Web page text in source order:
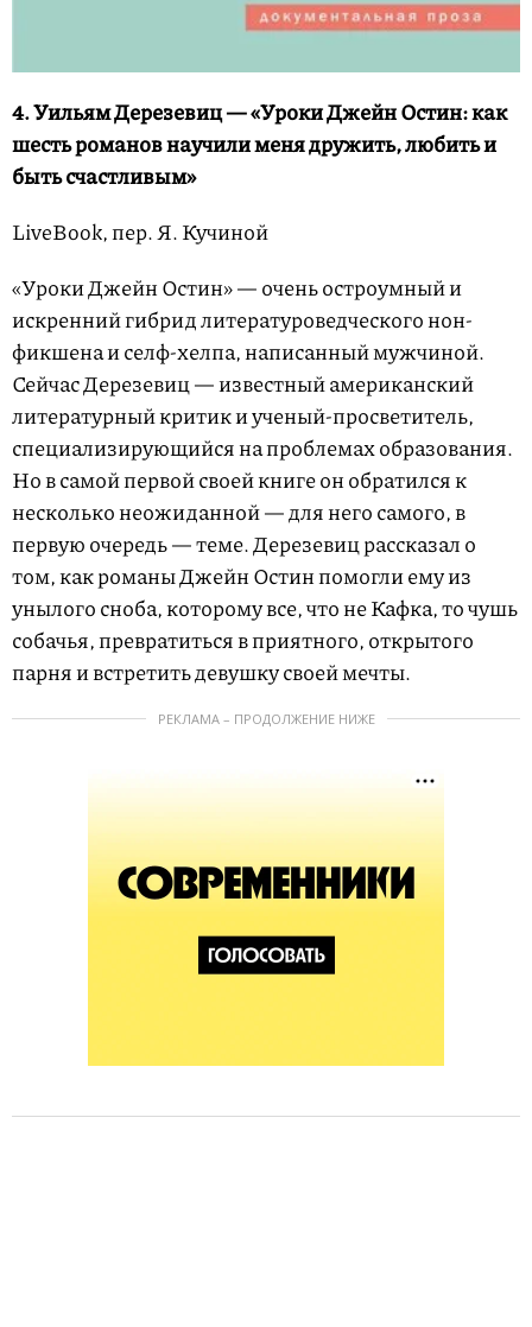
4. Уильям Дерезевиц — «Уроки Джейн Остин: как
шесть романов научили меня дружить, любить и
быть счастливым»
LiveBook, пер. Я. Кучиной
«Уроки Джейн Остин» — очень остроумный и
искренний гибрид литературоведческого нон-
фикшена и селф-хелпа, написанный мужчиной.
Сейчас Дерезевиц — известный американский
литературный критик и ученый-просветитель,
специализирующийся на проблемах образования.
Но в самой первой своей книге он обратился к
несколько неожиданной — для него самого, в
первую очередь — теме. Дерезевиц рассказал о
том, как романы Джейн Остин помогли ему из
унылого сноба, которому все, что не Кафка, то чушь
собачья, превратиться в приятного, открытого
парня и встретить девушку своей мечты.
РЕКЛАМА – ПРОДОЛЖЕНИЕ НИЖЕ